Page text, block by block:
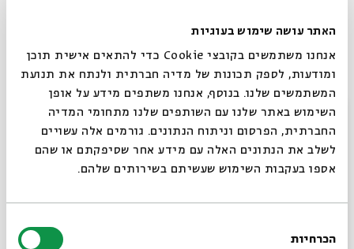
האתר עושה שימוש בעוגיות
אנחנו משתמשים בקובצי Cookie כדי להתאים אישית תוכן
ומודעות, לספק תכונות של מדיה חברתית ולנתח את תנועת
המשתמשים שלנו. בנוסף, אנחנו משתפים מידע על אופן
השימוש באתר שלנו עם השותפים שלנו מתחומי המדיה
החברתית, הפרסום וניתוח הנתונים. גורמים אלה עשויים
לשלב את הנתונים האלה עם מידע אחר שסיפקתם או שהם
אספו בעקבות השימוש שעשיתם בשירותים שלהם.
הסכמה
הכרחיות
מוסיקה בשני - רגאייסטן
ג' | 21:00
סגור